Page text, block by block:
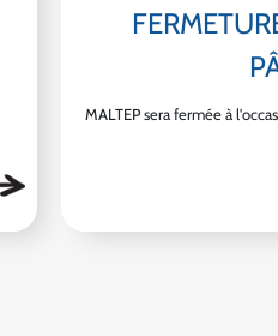
MALTEP sera fermée à